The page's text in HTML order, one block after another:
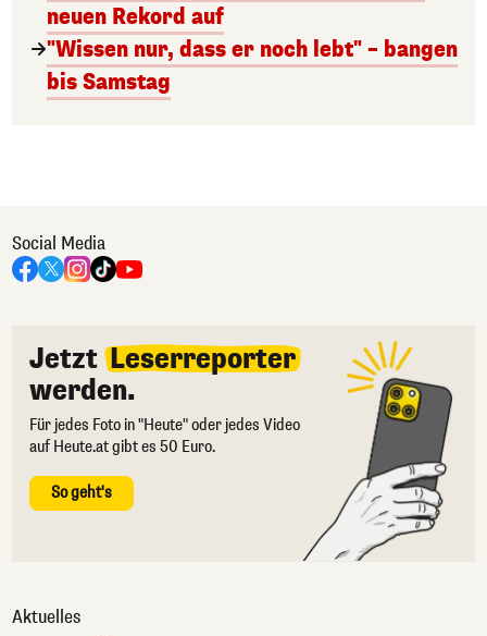
neuen Rekord auf
"Wissen nur, dass er noch lebt" – bangen
bis Samstag
Social Media
Jetzt Leserreporter
werden.
Für jedes Foto in "Heute" oder jedes Video
auf Heute.at gibt es 50 Euro.
So geht's
Aktuelles